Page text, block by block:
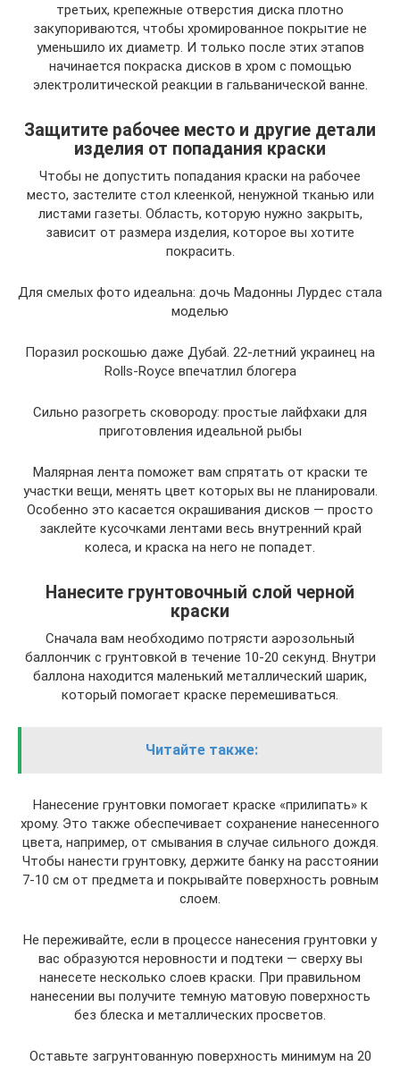
третьих, крепежные отверстия диска плотно
закупориваются, чтобы хромированное покрытие не
уменьшило их диаметр. И только после этих этапов
начинается покраска дисков в хром с помощью
электролитической реакции в гальванической ванне.
Защитите рабочее место и другие детали
изделия от попадания краски
Чтобы не допустить попадания краски на рабочее
место, застелите стол клеенкой, ненужной тканью или
листами газеты. Область, которую нужно закрыть,
зависит от размера изделия, которое вы хотите
покрасить.
Для смелых фото идеальна: дочь Мадонны Лурдес стала
моделью
Поразил роскошью даже Дубай. 22-летний украинец на
Rolls-Royce впечатлил блогера
Сильно разогреть сковороду: простые лайфхаки для
приготовления идеальной рыбы
Малярная лента поможет вам спрятать от краски те
участки вещи, менять цвет которых вы не планировали.
Особенно это касается окрашивания дисков — просто
заклейте кусочками лентами весь внутренний край
колеса, и краска на него не попадет.
Нанесите грунтовочный слой черной
краски
Сначала вам необходимо потрясти аэрозольный
баллончик с грунтовкой в течение 10-20 секунд. Внутри
баллона находится маленький металлический шарик,
который помогает краске перемешиваться.
Читайте также:
Нанесение грунтовки помогает краске «прилипать» к
хрому. Это также обеспечивает сохранение нанесенного
цвета, например, от смывания в случае сильного дождя.
Чтобы нанести грунтовку, держите банку на расстоянии
7-10 см от предмета и покрывайте поверхность ровным
слоем.
Не переживайте, если в процессе нанесения грунтовки у
вас образуются неровности и подтеки — сверху вы
нанесете несколько слоев краски. При правильном
нанесении вы получите темную матовую поверхность
без блеска и металлических просветов.
Оставьте загрунтованную поверхность минимум на 20